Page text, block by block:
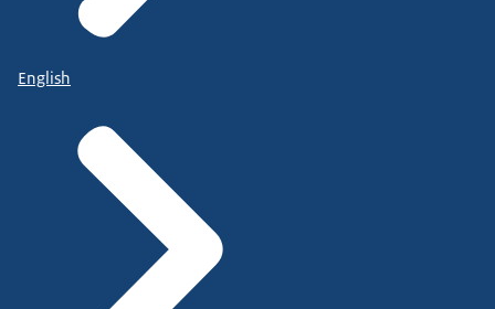
English